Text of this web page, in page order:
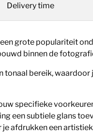
grote populariteit
binnen de
bereik,
specifieke
een subtiele glans
afdrukken een
Delivery time